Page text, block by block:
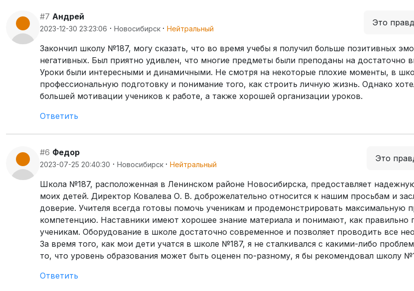
#7 Андрей
2023-12-30 23:23:06 · Новосибирск · Нейтральный
Это
Закончил школу №187, могу сказать, что во время учебы я получил больше позитивных
негативных. Был приятно удивлен, что многие предметы были преподаны на достаточно
Уроки были интересными и динамичными. Не смотря на некоторые плохие моменты, в
профессиональную подготовку и понимание того, как строить личную жизнь. Однако
большей мотивации учеников к работе, а также хорошей организации уроков.
Ответить
#6 Федор
2023-07-25 20:40:30 · Новосибирск · Нейтральный
Это
Школа №187, расположенная в Ленинском районе Новосибирска, предоставляет
моих детей. Директор Ковалева О. В. доброжелательно относится к нашим просьбам и
доверие. Учителя всегда готовы помочь ученикам и продемонстрировать максимальную
компетенцию. Наставники имеют хорошее знание материала и понимают, как правильно
ученикам. Оборудование в школе достаточно современное и позволяет проводить все
За время того, как мои дети учатся в школе №187, я не сталкивался с какими-либо
то, что уровень образования может быть оценен по-разному, я бы рекомендовал школу
Ответить